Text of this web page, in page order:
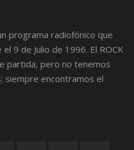
programa radiofónico que
9 de Julio de 1996. El ROCK
partida, pero no tenemos
siempre encontramos el